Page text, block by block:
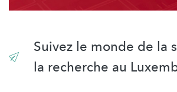
Suivez le monde de la
la recherche au